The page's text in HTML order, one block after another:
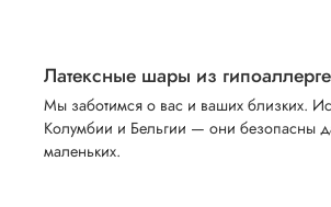
Латексные шары из
Мы заботимся о вас и ваших близких.
Колумбии и Бельгии — они безопасны
маленьких.